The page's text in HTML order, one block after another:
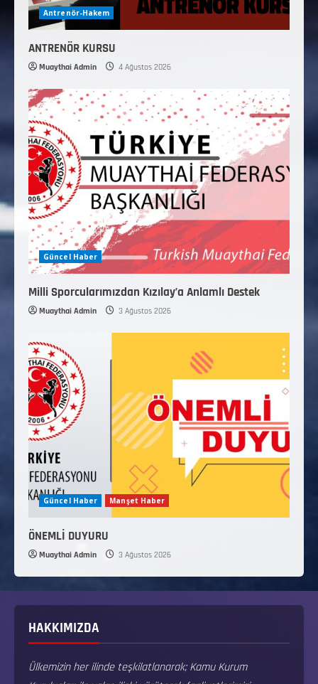
Antrenör-Hakem
ANTRENÖR KURSU
Muaythai Admin 4 Ağustos 2026
Güncel Haber
Milli Sporcularımızdan Kızılay’a Anlamlı Destek
Muaythai Admin 3 Ağustos 2026
Güncel Haber Manşet Haber
ÖNEMLİ DUYURU
Muaythai Admin 3 Ağustos 2026
HAKKIMIZDA
Ülkemizin her ilinde teşkilatlanarak; Kamu Kurum